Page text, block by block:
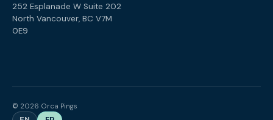
252 Esplanade W Suite 202
North Vancouver, BC V7M
0E9
© 2026 Orca Pings